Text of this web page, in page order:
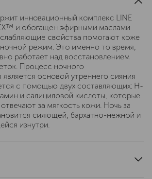
инновационный комплекс LINE
и обогащен эфирными маслами
свойства помогают коже
ночной режим. Это именно то время,
работает над восстановлением
Процесс ночного
является основой утреннего сияния
с помощью двух составляющих: Н-
и салициловой кислоты, которые
за мягкость кожи. Ночь за
сияющей, бархатно-нежной и
изнутри.